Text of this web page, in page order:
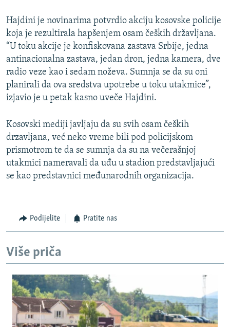
Hajdini je novinarima potvrdio akciju kosovske policije
koja je rezultirala hapšenjem osam čeških državljana.
“U toku akcije je konfiskovana zastava Srbije, jedna
antinacionalna zastava, jedan dron, jedna kamera, dve
radio veze kao i sedam noževa. Sumnja se da su oni
planirali da ova sredstva upotrebe u toku utakmice”,
izjavio je u petak kasno uveče Hajdini.
Kosovski mediji javljaju da su svih osam čeških
drzavljana, već neko vreme bili pod policijskom
prismotrom te da se sumnja da su na večerašnjoj
utakmici nameravali da uđu u stadion predstavljajući
se kao predstavnici međunarodnih organizacija.
Podijelite Pratite nas
Više priča